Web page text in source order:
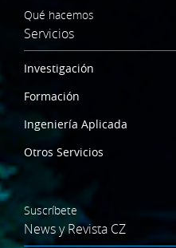
Qué hacemos
Servicios
Investigación
Formación
Ingeniería Aplicada
Otros Servicios
Suscríbete
News y Revista CZ